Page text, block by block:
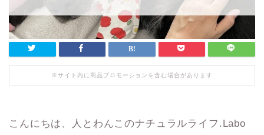
※サイト内に商品プロモーションを含む場合があります
こんにちは、人とわんこのナチュラルライフ.Labo